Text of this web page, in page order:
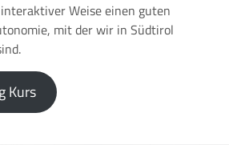
Weise einen guten
mit der wir in Südtirol
Kurs